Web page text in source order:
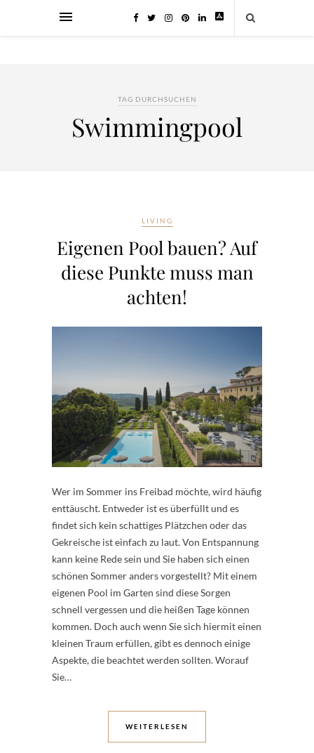
TAG DURCHSUCHEN
Swimmingpool
LIVING
Eigenen Pool bauen? Auf
diese Punkte muss man
achten!
Wer im Sommer ins Freibad möchte, wird häufig
enttäuscht. Entweder ist es überfüllt und es
findet sich kein schattiges Plätzchen oder das
Gekreische ist einfach zu laut. Von Entspannung
kann keine Rede sein und Sie haben sich einen
schönen Sommer anders vorgestellt? Mit einem
eigenen Pool im Garten sind diese Sorgen
schnell vergessen und die heißen Tage können
kommen. Doch auch wenn Sie sich hiermit einen
kleinen Traum erfüllen, gibt es dennoch einige
Aspekte, die beachtet werden sollten. Worauf
Sie…
WEITERLESEN